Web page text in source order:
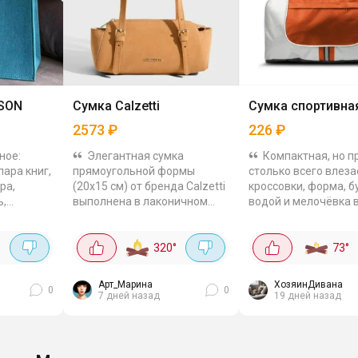
книг,
и
0
Сумка Calzetti
2573 ₽
Элегантная сумка
прямоугольной формы
(20х15 см) от бренда Calzetti
выполнена в лаконичном
горчичном оттенке. Сумка
станет ярким цветовым
акцентом как...
320°
Арт_Марина
7 дней назад
0
Сумка
226₽
Компактная, но
столько всего
кроссовки, форма,
водой и мелочёвка
Носится на плече,
регулируется.... 73°
ХозяинДивана
19 дней назад